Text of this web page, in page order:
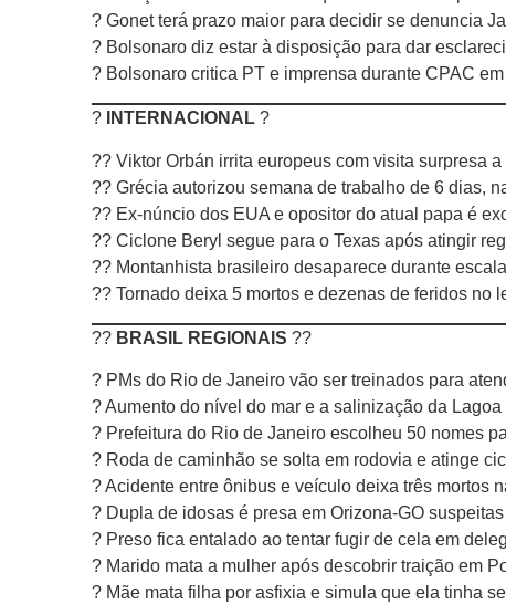
? Gonet terá prazo maior para decidir se denuncia
? Bolsonaro diz estar à disposição para dar
? Bolsonaro critica PT e imprensa durante CPAC
? INTERNACIONAL ?
?? Viktor Orbán irrita europeus com visita surpresa
?? Grécia autorizou semana de trabalho de 6 dias,
?? Ex-núncio dos EUA e opositor do atual papa é
?? Ciclone Beryl segue para o Texas após atingir
?? Montanhista brasileiro desaparece durante
?? Tornado deixa 5 mortos e dezenas de feridos no
?? BRASIL REGIONAIS ??
? PMs do Rio de Janeiro vão ser treinados para
? Aumento do nível do mar e a salinização da
? Prefeitura do Rio de Janeiro escolheu 50 nomes
? Roda de caminhão se solta em rodovia e atinge
? Acidente entre ônibus e veículo deixa três mortos
? Dupla de idosas é presa em Orizona-GO
? Preso fica entalado ao tentar fugir de cela em
? Marido mata a mulher após descobrir traição em
? Mãe mata filha por asfixia e simula que ela tinha